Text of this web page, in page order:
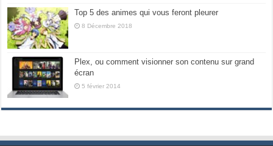
Top 5 des animes qui vous feront pleurer
8 Décembre 2018
Plex, ou comment visionner son contenu sur grand
écran
5 février 2014